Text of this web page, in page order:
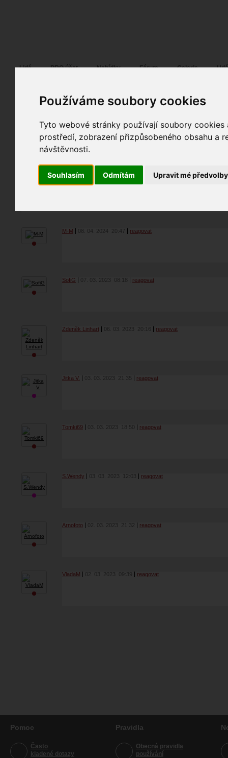
Používáme soubory cookies
Tyto webové stránky používají soubory
prostředí, zobrazení přizpůsobeného obsahu a
návštěvnosti.
Souhlasím Odmítám Upravit mé předvolby
Lidé PRO účet Nabídky Fórum Galerie
Juraj 02. 03. 2023 07:30 portrét
Isabela / Koh Tao
fotografováno fotky autora
M-M 08. 04. 2024 20:47 reagovat
SofiG 07. 03. 2023 08:18 reagovat
Zdeněk Linhart 06. 03. 2023 20:16 reagovat
Jitka V. 03. 03. 2023 21:35 reagovat
Tomki69 03. 03. 2023 18:50 reagovat
S.Wendy 03. 03. 2023 12:03 reagovat
Arnofoto 02. 03. 2023 21:32 reagovat
VladaM 02. 03. 2023 09:39 reagovat
Pomoc
Často
kladené dotazy
Pravidla
Obecná pravidla
používání